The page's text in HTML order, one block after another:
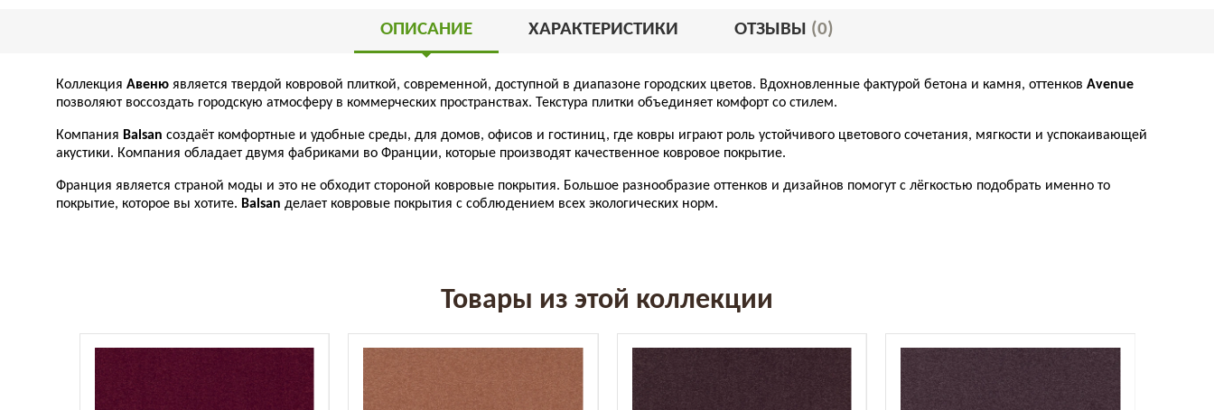
ОПИСАНИЕ ХАРАКТЕРИСТИКИ ОТЗЫВЫ (0)
Коллекция Авеню является твердой ковровой плиткой, современной, доступной в диапазоне городских цветов. Вдохновленные фактурой бетона и камня, оттенков Avenue
позволяют воссоздать городскую атмосферу в коммерческих пространствах. Текстура плитки объединяет комфорт со стилем.
Компания Balsan создаёт комфортные и удобные среды, для домов, офисов и гостиниц, где ковры играют роль устойчивого цветового сочетания, мягкости и успокаивающей
акустики. Компания обладает двумя фабриками во Франции, которые производят качественное ковровое покрытие.
Франция является страной моды и это не обходит стороной ковровые покрытия. Большое разнообразие оттенков и дизайнов помогут с лёгкостью подобрать именно то
покрытие, которое вы хотите. Balsan делает ковровые покрытия с соблюдением всех экологических норм.
Товары из этой коллекции